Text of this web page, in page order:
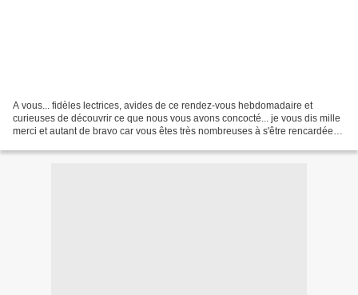
A vous... fidèles lectrices, avides de ce rendez-vous hebdomadaire et
curieuses de découvrir ce que nous vous avons concocté... je vous dis mille
merci et autant de bravo car vous êtes très nombreuses à s'être rencardées